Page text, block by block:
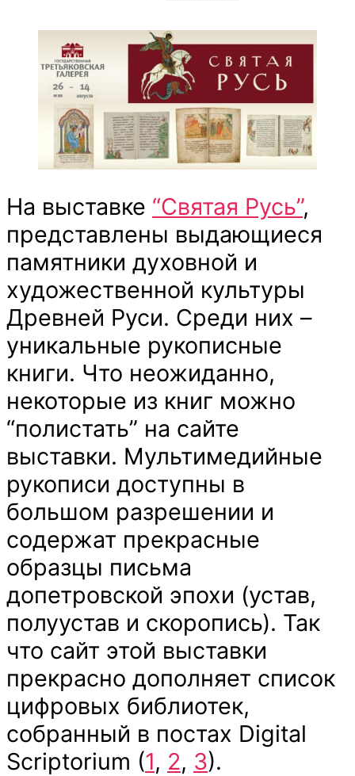
Рукописи
выставки
“Святая
Русь”
На выставке “Святая Русь”,
представлены выдающиеся
памятники духовной и
художественной культуры
Древней Руси. Среди них –
уникальные рукописные
книги. Что неожиданно,
некоторые из книг можно
“полистать” на сайте
выставки. Мультимедийные
рукописи доступны в
большом разрешении и
содержат прекрасные
образцы письма
допетровской эпохи (устав,
полуустав и скоропись). Так
что сайт этой выставки
прекрасно дополняет список
цифровых библиотек,
собранный в постах Digital
Scriptorium (1, 2, 3).